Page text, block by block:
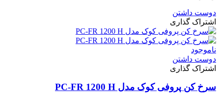
دوست داشتن
اشتراک گذاری
ناموجود
دوست داشتن
اشتراک گذاری
سرخ کن پروفی کوک مدل PC-FR 1200 H